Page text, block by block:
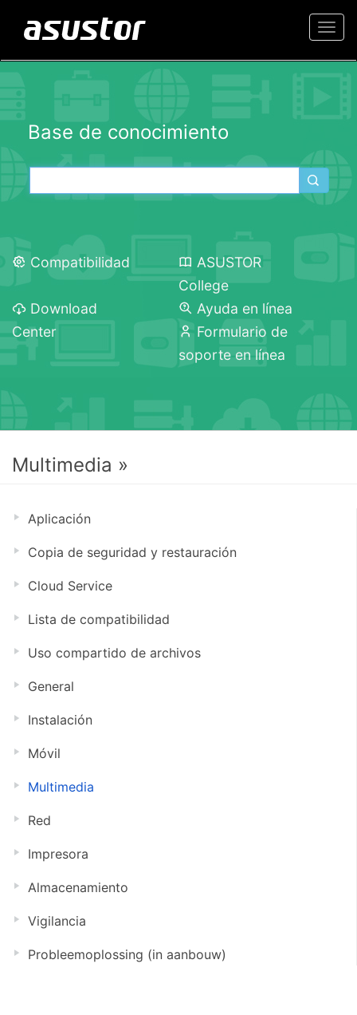
Base de conocimiento
Compatibilidad
ASUSTOR
College
Download
Center
Ayuda en línea
Formulario de
soporte en línea
Multimedia »
Aplicación
Copia de seguridad y restauración
Cloud Service
Lista de compatibilidad
Uso compartido de archivos
General
Instalación
Móvil
Multimedia
Red
Impresora
Almacenamiento
Vigilancia
Probleemoplossing (in aanbouw)